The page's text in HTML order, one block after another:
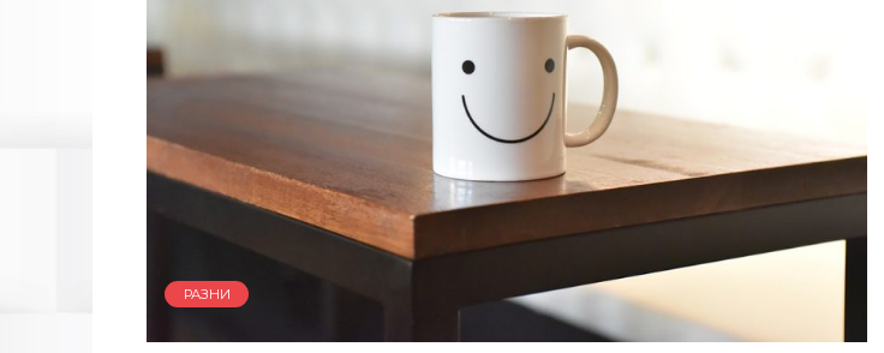
РАЗНИ